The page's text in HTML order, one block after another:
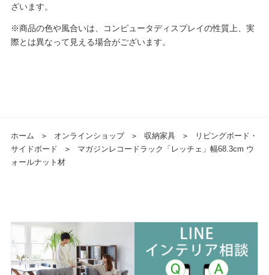
ざいます。
※商品の色や風合いは、コンピュータディスプレイの性質上、実
際とは異なって見える場合がございます。
ホーム ＞ オンラインショップ ＞ 収納家具 ＞
リビングボード・
サイドボード
＞
マガジンレコードラック「レッチェ」幅68.3cm ウ
ォールナット材